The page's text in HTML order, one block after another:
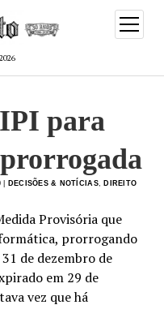
menu
de
para
| DECISÕES & NOTÍCIAS,
DIREITO
Provisória que
prorrogando
de dezembro de
em 29 de
vez que há